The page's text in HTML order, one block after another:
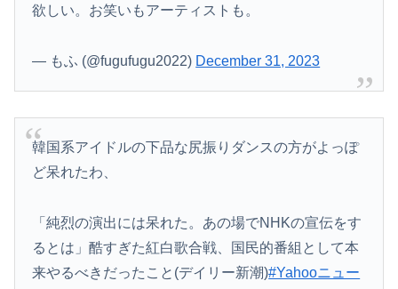
欲しい。お笑いもアーティストも。
— もふ (@fugufugu2022) December 31, 2023
韓国系アイドルの下品な尻振りダンスの方がよっぽ
ど呆れたわ、
「純烈の演出には呆れた。あの場でNHKの宣伝をす
るとは」酷すぎた紅白歌合戦、国民的番組として本
来やるべきだったこと(デイリー新潮)#Yahooニュー